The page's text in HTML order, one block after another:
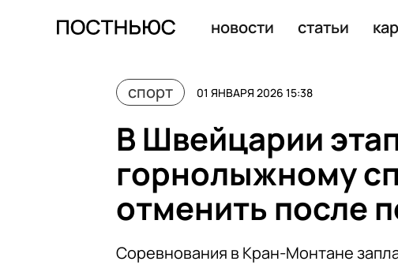
новости статьи
спорт 01 ЯНВАРЯ 2026 15:38
В Швейцарии
горнолыжному
отменить после
Соревнования в Кран-Монтане